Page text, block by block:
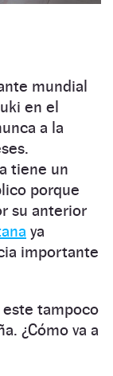
mundial
en el
a la
tiene un
porque
su anterior
ya
importante
este tampoco
¿Cómo va a